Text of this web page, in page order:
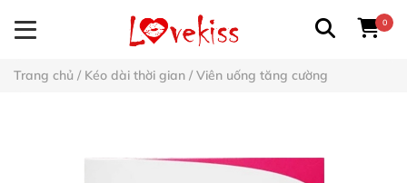
0
Trang chủ / Kéo dài thời gian / Viên uống tăng cường